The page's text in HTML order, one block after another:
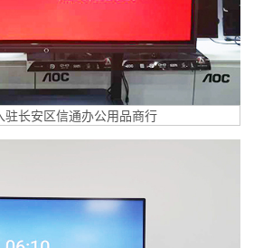
驻长安区信通办公用品商行